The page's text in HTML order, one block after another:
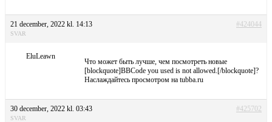
21 december, 2022 kl. 14:13 #424044
SVAR
EluLeawn
Что может быть лучше, чем посмотреть новые
[blockquote]BBCode you used is not allowed.[/blockquote]?
Наслаждайтесь просмотром на tubba.ru
30 december, 2022 kl. 03:43 #425702
SVAR